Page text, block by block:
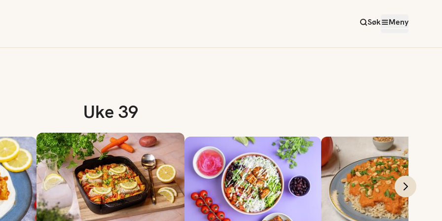
Søk Meny
Uke 39
Traybaked grønnsaker med seifilet Fish taco bowl Peanøttgryte med kylling